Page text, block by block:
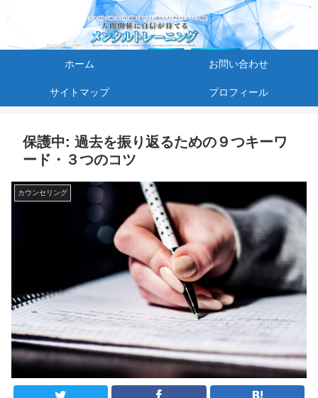
ホーム お問い合わせ
サイトマップ プロフィール
保護中: 過去を振り返るための９つキーワ
ード・３つのコツ
カウンセリング